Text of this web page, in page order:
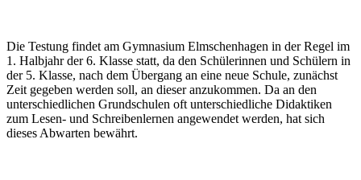
Die Testung findet am Gymnasium Elmschenhagen in der Regel im
1. Halbjahr der 6. Klasse statt, da den Schülerinnen und Schülern in
der 5. Klasse, nach dem Übergang an eine neue Schule, zunächst
Zeit gegeben werden soll, an dieser anzukommen. Da an den
unterschiedlichen Grundschulen oft unterschiedliche Didaktiken
zum Lesen- und Schreibenlernen angewendet werden, hat sich
dieses Abwarten bewährt.